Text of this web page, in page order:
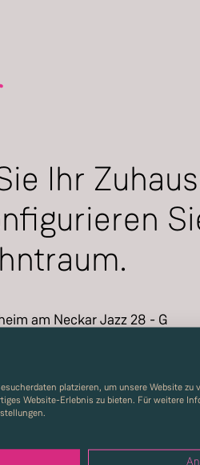
Ihr
am Neckar Jazz 28 - G
2
platzieren, um unsere Website zu
Website-Erlebnis zu bieten. Für weitere